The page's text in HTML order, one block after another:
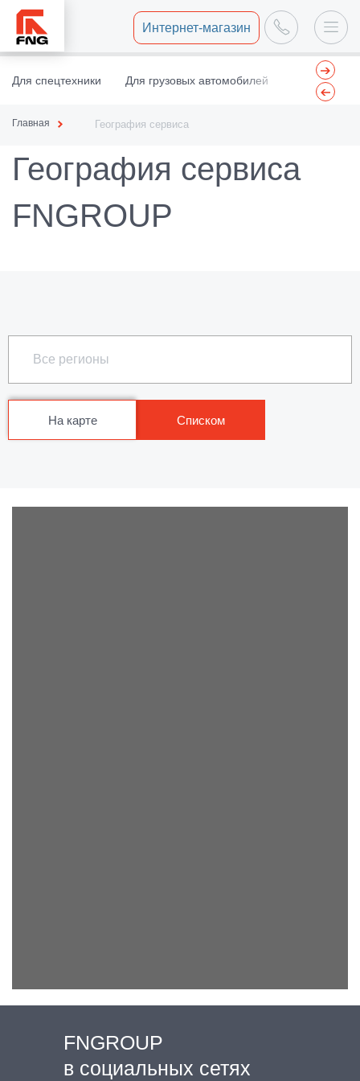
Интернет-магазин
Для спецтехники Для грузовых автомобилей Центр
Главная География сервиса
География сервиса
FNGROUP
Все регионы
На карте Списком
FNGROUP
в социальных сетях